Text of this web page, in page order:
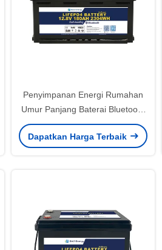
Penyimpanan Energi Rumahan
Umur Panjang Baterai Bluetooth
12V LiFePo4 Dengan Kapasitas
Nominal 180Ah Dan Energi
Dapatkan Harga Terbaik